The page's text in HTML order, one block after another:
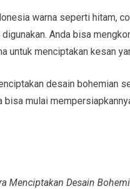
warna seperti hitam,
Anda bisa
untuk menciptakan kesan
desain bohemian
bisa mulai
Menciptakan Desain